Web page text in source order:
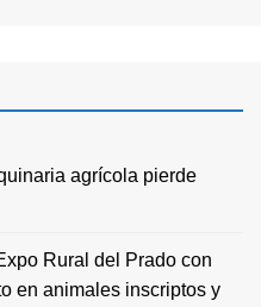
agrícola pierde
Rural del Prado con
en animales inscriptos y